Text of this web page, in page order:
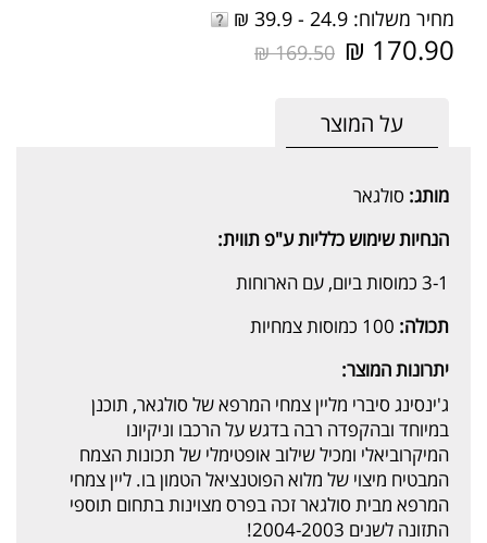
מחיר משלוח: 24.9 - 39.9 ₪
170.90 ₪
169.50 ₪
על המוצר
מותג: סולגאר
הנחיות שימוש כלליות ע"פ תווית:
3-1 כמוסות ביום, עם הארוחות
תכולה:
יתרונות המוצר:
ג'ינסינג סיברי מליין צמחי המרפא של סולגאר, תוכנן
במיוחד ובהקפדה רבה בדגש על הרכבו וניקיונו
המיקרוביאלי ומכיל שילוב אופטימלי של תכונות הצמח
המבטיח מיצוי של מלוא הפוטנציאל הטמון בו. ליין צמחי
המרפא מבית סולגאר זכה בפרס מצוינות בתחום תוספי
התזונה לשנים 2004-2003!